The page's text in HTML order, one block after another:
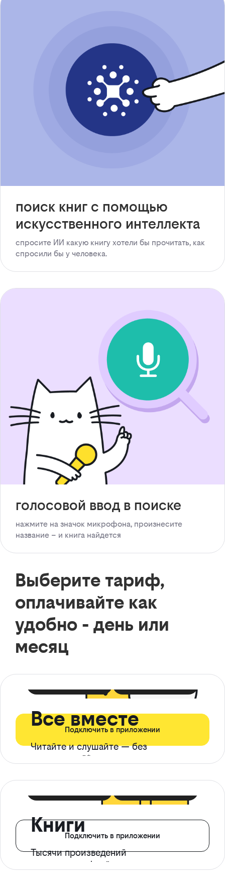
поиск книг с помощью
искусственного интеллекта
спросите ИИ какую книгу хотели бы прочитать, как
спросили бы у человека.
голосовой ввод в поиске
нажмите на значок микрофона, произнесите
название – и книга найдется
Выберите тариф,
оплачивайте как
удобно - день или
месяц
Все вместе
Читайте и слушайте — без
ограничений*
Подключить в приложении
Книги
Тысячи произведений
с доступом офлайн
Подключить в приложении